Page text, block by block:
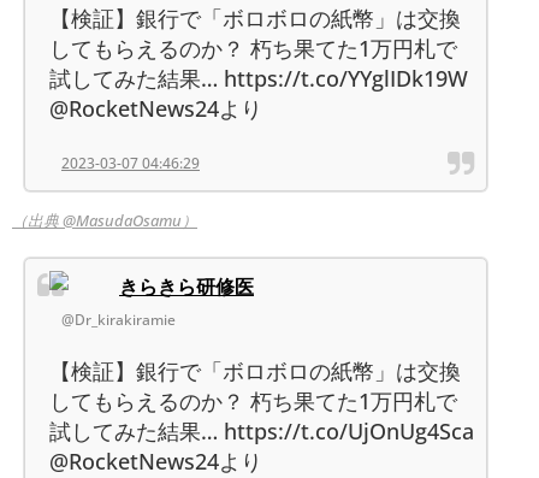
【検証】銀行で「ボロボロの紙幣」は交換
してもらえるのか？ 朽ち果てた1万円札で
試してみた結果… https://t.co/YYglIDk19W
@RocketNews24より
2023-03-07 04:46:29
（出典 @MasudaOsamu）
きらきら研修医
@Dr_kirakiramie
【検証】銀行で「ボロボロの紙幣」は交換
してもらえるのか？ 朽ち果てた1万円札で
試してみた結果… https://t.co/UjOnUg4Sca
@RocketNews24より